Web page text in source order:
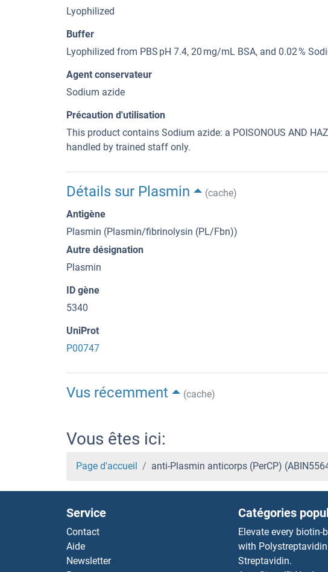
Lyophilized
Buffer
Lyophilized from PBS pH 7.4, 20 mg/mL BSA, and 0.02 %
Agent conservateur
Sodium azide
Précaution d'utilisation
This product contains Sodium azide: a POISONOUS AND
handled by trained staff only.
Détails sur Plasmin
(cache)
Antigène
Plasmin (Plasmin/fibrinolysin (PL/Fbn))
Autre désignation
Plasmin
ID gène
5340
UniProt
P00747
Vus récemment (cache)
Vous êtes ici:
Page d'accueil anti-Plasmin anticorps (PerCP)
Service
Contact
Aide
Newsletter
Catégories
Elevate every biotin-
with
Streptavidin.